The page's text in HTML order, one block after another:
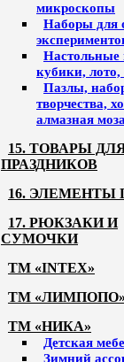
микроскопы
Наборы для
Настольные
кубики, лото,
Пазлы,
творчества,
алмазная
15. ТОВАРЫ
ПРАЗДНИКОВ
16. ЭЛЕМЕНТЫ
17. РЮКЗАКИ И
СУМОЧКИ
ТМ «INTEX»
ТМ «ЛИМПОПО»
ТМ «НИКА»
Детская
Зимний